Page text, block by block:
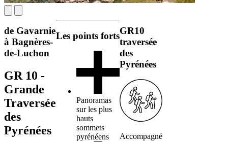
de Gavarnie
à Bagnères-
de-Luchon
GR 10 -
Grande
Traversée
des
Pyrénées
Les points forts
Panoramas
sur les plus
hauts
sommets
pyrénéens
GR10
traversée
des
Pyrénées
Accompagné